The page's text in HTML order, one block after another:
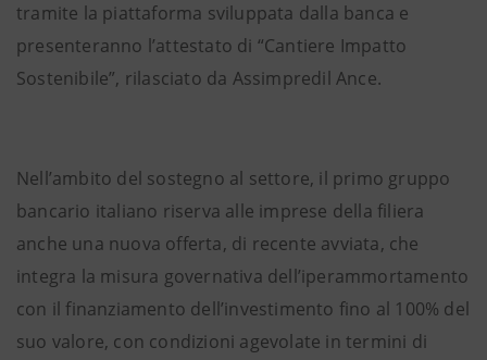
tramite la piattaforma sviluppata dalla banca e
presenteranno l’attestato di “Cantiere Impatto
Sostenibile”, rilasciato da Assimpredil Ance.
Nell’ambito del sostegno al settore, il primo gruppo
bancario italiano riserva alle imprese della filiera
anche una nuova offerta, di recente avviata, che
integra la misura governativa dell’iperammortamento
con il finanziamento dell’investimento fino al 100% del
suo valore, con condizioni agevolate in termini di